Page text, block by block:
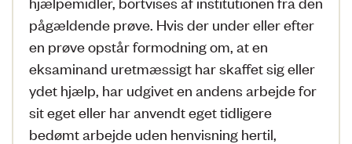
pågældende prøve. Hvis der under eller efter
en prøve opstår formodning om, at en
eksaminand uretmæssigt har skaffet sig eller
ydet hjælp, har udgivet en andens arbejde for
sit eget eller har anvendt eget tidligere
bedømt arbejde uden henvisning hertil,